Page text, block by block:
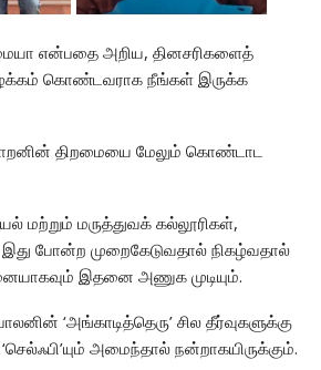
என்பதை அறிய, தினசரிகளைத்
கொண்டவராக நீங்கள் இருக்க
திறமையை மேலும் கொண்டாட
மற்றும் மருத்துவக் கல்லூரிகள்,
போன்ற முறைகேடுவதால் நிகழ்வதால்
இதனை அணுக முடியும்.
‘அங்காடித்தெரு’ சில தீர்வுகளுக்கு
அமைந்தால் நன்றாகயிருக்கும்.